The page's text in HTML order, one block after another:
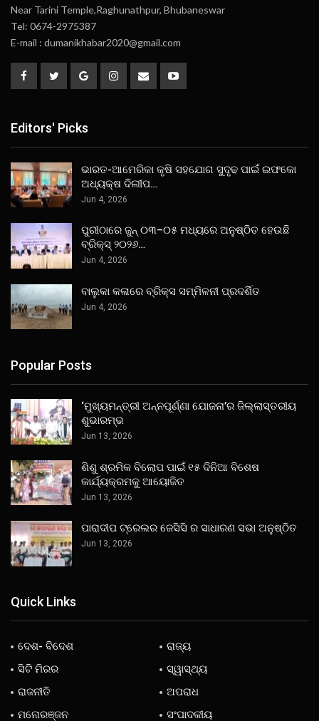
Near Tarini Temple,Raghunathpur, Bhubaneswar
Tel: 0674-2975387
E-mail : dumanikhabar2020@gmail.com
Editors' Picks
ଭାରତ-ଆମେରିକା କୃଷି ସହଯୋଗ ସୁଦୃଢ ପାଇଁ ଇଫକୋ
ଅଧ୍ୟକ୍ଷ ଦିଲୀପ…
Jun 4, 2026
ପୁରୀଠାରେ ଜୁନ୍ ୦୩–୦୫ ମଧ୍ୟରେ ଅନୁଷ୍ଠିତ ହେଉଛି
ବ୍ରିକ୍ସ୍ ୨୦୨୬…
Jun 4, 2026
ବାଲୁକା କଳାରେ ବ୍ରିକ୍ସ ସମ୍ମିଳନୀ ପ୍ରଦର୍ଶିତ
Jun 4, 2026
Popular Posts
‘ମୁଖ୍ୟମନ୍ତ୍ରୀ ଅନ୍ନପୂର୍ଣ୍ଣା ଯୋଜନା’ର ଜିଲ୍ଲାସ୍ତରୀୟ
ଶୁଭାରମ୍ଭ
Jun 13, 2026
ଶିଶୁ ଶ୍ରମିକ ବିଲୋପ ପାଇଁ ୧୫ ଦିନିଆ ବିଶେଷ
କାର୍ଯ୍ୟକ୍ରମକୁ ଆୟୋଜିତ
Jun 13, 2026
ପାରାଦୀପ ଟ୍ରେଲର ଜେସିସି ର ସାଧାରଣ ସଭା ଅନୁଷ୍ଠିତ
Jun 13, 2026
Quick Links
ଦେଶ- ବିଦେଶ
ରାଜ୍ୟ
ସିଟି ମିରର
ସ୍ୱାସ୍ଥ୍ୟ
ରାଜନୀତି
ଅପରାଧ
ମନୋରଞ୍ଜନ
ସଂପାଦକୀୟ